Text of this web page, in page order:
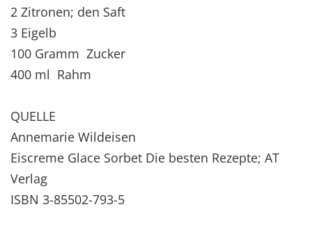
2 Zitronen; den Saft
3 Eigelb
100 Gramm Zucker
400 ml Rahm
QUELLE
Annemarie Wildeisen
Eiscreme Glace Sorbet Die besten Rezepte; AT
Verlag
ISBN 3-85502-793-5